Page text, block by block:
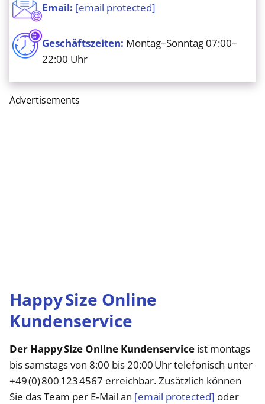
Email: [email protected]
Geschäftszeiten: Montag–Sonntag 07:00–
22:00 Uhr
Advertisements
Happy Size Online
Kundenservice
Der Happy Size Online Kundenservice ist montags
bis samstags von 8:00 bis 20:00 Uhr telefonisch unter
+49 (0) 800 123 4567 erreichbar. Zusätzlich können
Sie das Team per E‑Mail an [email protected] oder